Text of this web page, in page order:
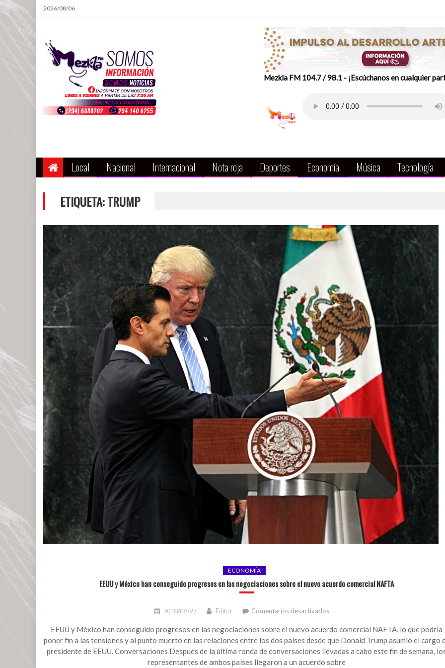
Skip
to
2026/08/06
Mezkla FM 104.7 / 98.1 - ¡Escúchanos en cualquier
Local Nacional Internacional Nota roja Deportes Economía Música Tecnología
ETIQUETA:TRUMP
ECONOMÍA
EEUU y México han conseguido progresos en las negociaciones sobre el nuevo acuerdo comercial NAFTA
2018/08/27 Editor Comentarios desactivados
y
México
han
conseguido
progresos
EEUU y México han conseguido progresos en las negociaciones sobre el nuevo acuerdo comercial NAFTA, lo que podría
poner fin a las tensiones y al punto muerto en las relaciones entre los dos países desde que Donald Trump asumió el cargo
presidente de EEUU. Conversaciones Después de la última ronda de conversaciones llevadas a cabo este fin de semana,
representantes de ambos países llegaron a un acuerdo sobre